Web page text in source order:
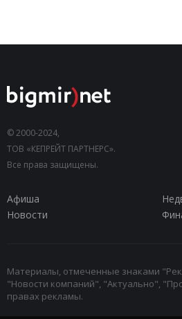
© 2000-2024,
ТОВ «КЕПРЕЙТ ПАРТНЕРС».
Все права защищены.
Афиша
Новости
Материалы, отмеченные знаками
"Новости компаний", "Актуально",
правах рекламы.